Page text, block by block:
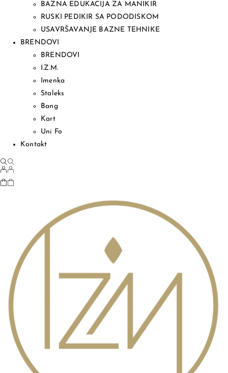
BAZNA EDUKACIJA ZA MANIKIR
RUSKI PEDIKIR SA PODODISKOM
USAVRŠAVANJE BAZNE TEHNIKE
BRENDOVI
BRENDOVI
I.Z.M.
Imenka
Staleks
Bang
Kart
Uni Fo
Kontakt